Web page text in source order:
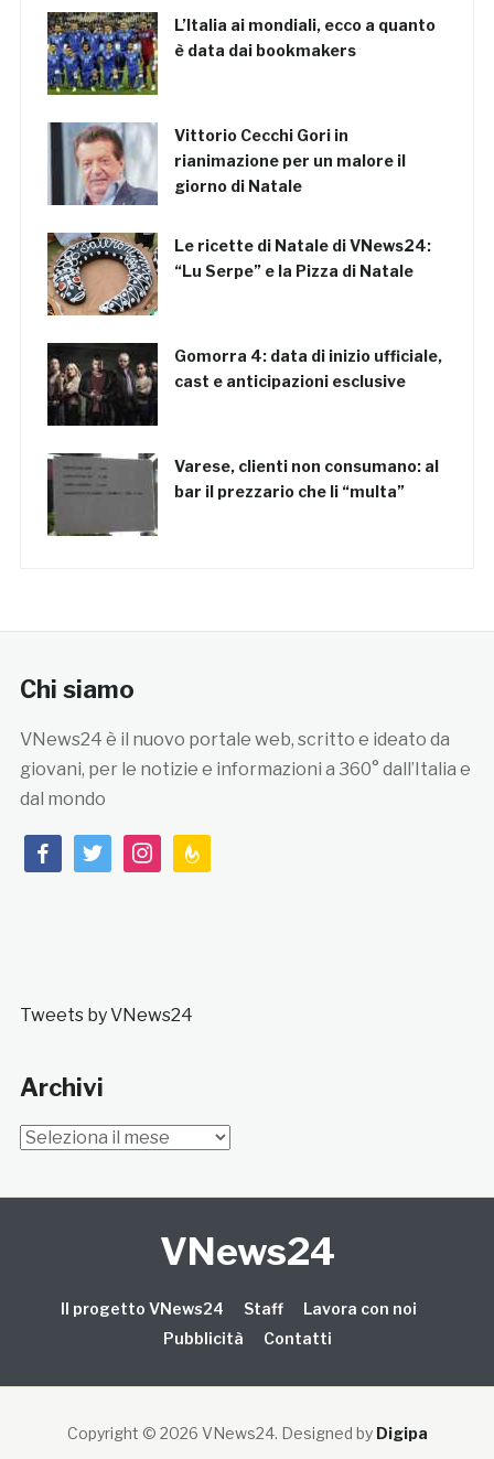
L’Italia ai mondiali, ecco a quanto
è data dai bookmakers
Vittorio Cecchi Gori in
rianimazione per un malore il
giorno di Natale
Le ricette di Natale di VNews24:
“Lu Serpe” e la Pizza di Natale
Gomorra 4: data di inizio ufficiale,
cast e anticipazioni esclusive
Varese, clienti non consumano: al
bar il prezzario che li “multa”
Chi siamo
VNews24 è il nuovo portale web, scritto e ideato da
giovani, per le notizie e informazioni a 360° dall’Italia e
dal mondo
facebooktwitterinstagramfeedburner
Tweets by VNews24
Archivi
Archivi
VNews24
Il progetto VNews24 Staff
Lavora con noi
Pubblicità
Contatti
Copyright © 2026 VNews24. Designed by Digipa